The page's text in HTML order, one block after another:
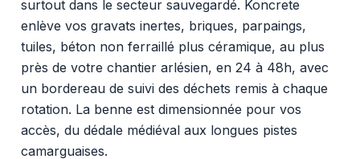
surtout dans le secteur sauvegardé. Koncrete
enlève vos gravats inertes, briques, parpaings,
tuiles, béton non ferraillé plus céramique, au plus
près de votre chantier arlésien, en 24 à 48h, avec
un bordereau de suivi des déchets remis à chaque
rotation. La benne est dimensionnée pour vos
accès, du dédale médiéval aux longues pistes
camarguaises.